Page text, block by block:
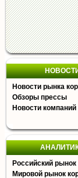
Новости рынка
Обзоры прессы
Новости компаний
Российский
Мировой рынок